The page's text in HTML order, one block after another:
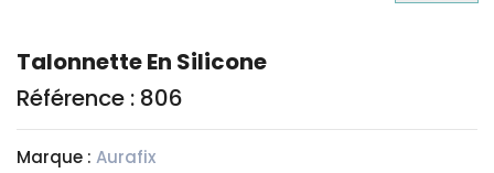
Talonnette En Silicone
Référence : 806
Marque : Aurafix